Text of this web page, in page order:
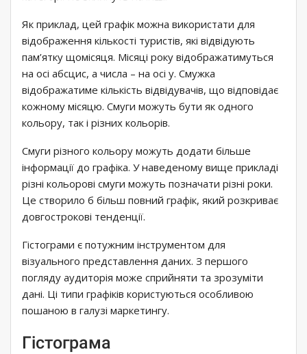
Як приклад, цей графік можна використати для
відображення кількості туристів, які відвідують
пам’ятку щомісяця. Місяці року відображатимуться
на осі абсцис, а числа – на осі у. Смужка
відображатиме кількість відвідувачів, що відповідає
кожному місяцю. Смуги можуть бути як одного
кольору, так і різних кольорів.
Смуги різного кольору можуть додати більше
інформації до графіка. У наведеному вище прикладі
різні кольорові смуги можуть позначати різні роки.
Це створило б більш повний графік, який розкриває
довгострокові тенденції.
Гістограми є потужним інструментом для
візуального представлення даних. З першого
погляду аудиторія може сприйняти та зрозуміти
дані. Ці типи графіків користуються особливою
пошаною в галузі маркетингу.
Гістограма